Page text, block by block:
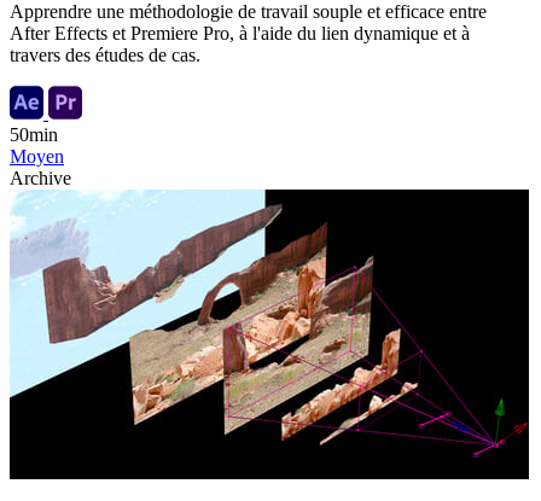
Apprendre une méthodologie de travail souple et efficace entre
After Effects et Premiere Pro, à l'aide du lien dynamique et à
travers des études de cas.
50min
Moyen
Archive